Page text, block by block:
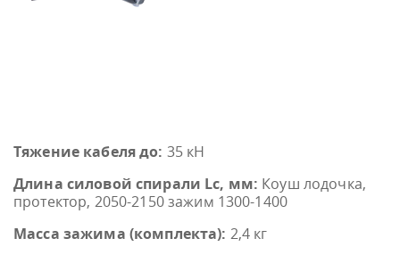
Тяжение кабеля до: 35 кН
Длина силовой спирали Lc, мм: Коуш лодочка,
протектор, 2050-2150 зажим 1300-1400
Масса зажима (комплекта): 2,4 кг